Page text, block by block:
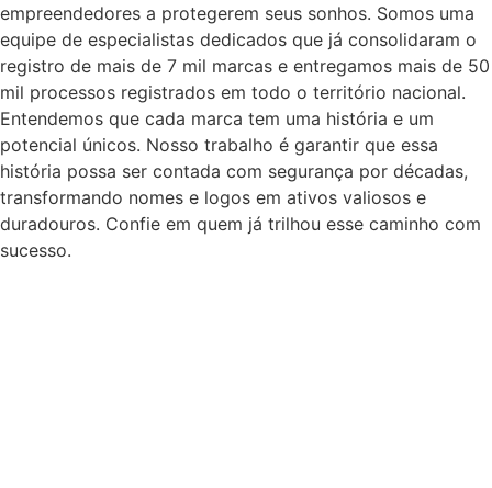
empreendedores a protegerem seus sonhos. Somos uma
equipe de especialistas dedicados que já consolidaram o
registro de mais de 7 mil marcas e entregamos mais de 50
mil processos registrados em todo o território nacional.
Entendemos que cada marca tem uma história e um
potencial únicos. Nosso trabalho é garantir que essa
história possa ser contada com segurança por décadas,
transformando nomes e logos em ativos valiosos e
duradouros. Confie em quem já trilhou esse caminho com
sucesso.